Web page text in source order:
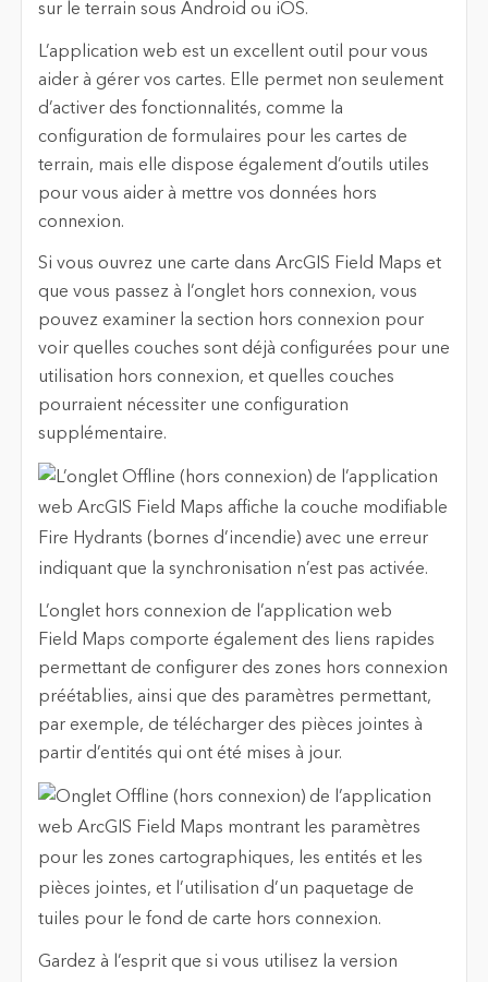
sur le terrain sous Android ou iOS.
L’application web est un excellent outil pour vous
aider à gérer vos cartes. Elle permet non seulement
d’activer des fonctionnalités, comme la
configuration de formulaires pour les cartes de
terrain, mais elle dispose également d’outils utiles
pour vous aider à mettre vos données hors
connexion.
Si vous ouvrez une carte dans ArcGIS Field Maps et
que vous passez à l’onglet hors connexion, vous
pouvez examiner la section hors connexion pour
voir quelles couches sont déjà configurées pour une
utilisation hors connexion, et quelles couches
pourraient nécessiter une configuration
supplémentaire.
L’onglet hors connexion de l’application web
Field Maps comporte également des liens rapides
permettant de configurer des zones hors connexion
préétablies, ainsi que des paramètres permettant,
par exemple, de télécharger des pièces jointes à
partir d’entités qui ont été mises à jour.
Gardez à l’esprit que si vous utilisez la version